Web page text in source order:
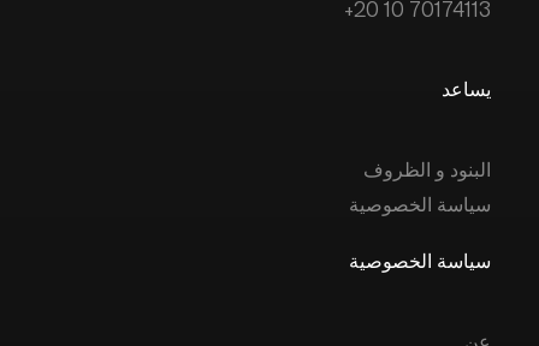
+20 10 70174113
يساعد
البنود و الظروف
سياسة الخصوصية
سياسة الخصوصية